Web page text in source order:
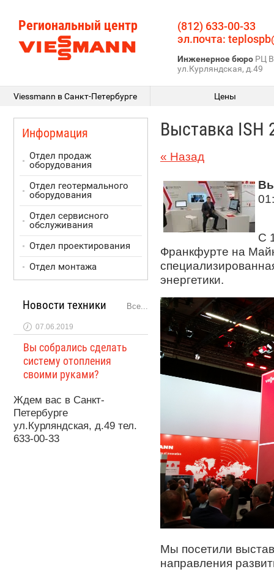
Региональный центр
(812) 633-00-33
эл.почта:
Инженерное бюро РЦ
ул.Курляндская, д.49
Viessmann в Санкт-Петербурге Цены
Выставка ISH
« Назад
С
Франкфурте на
энергетики.
Мы посетили
направления
Информация
Отдел продаж
оборудования
Отдел геотермального
оборудования
Отдел сервисного
обслуживания
Отдел проектирования
Отдел монтажа
Новости техники Все...
07.06.2019
Вы собрались сделать
систему отопления
своими руками?
Ждем вас в Санкт-
Петербурге
ул.Курляндская, д.49 тел.
633-00-33